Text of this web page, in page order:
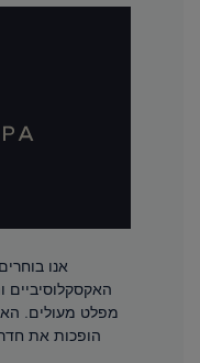
האקסקלוסיביים
מפלט מעולים.
הופכות את